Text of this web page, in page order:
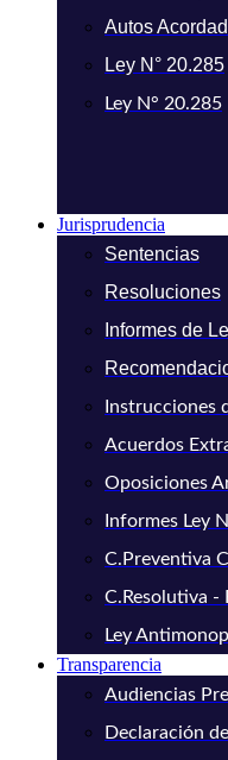
Autos
Ley N° 20.285
Ley N° 20.285
Jurisprudencia
Sentencias
Resoluciones
Informes de
Instrucciones
Acuerdos
Oposiciones
Informes Ley
C.Preventiva
C.Resolutiva -
Ley
Transparencia
Audiencias
Declaración